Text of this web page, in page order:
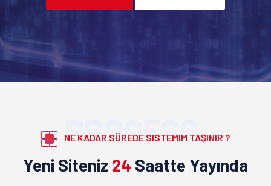
PROCESS
NE KADAR SÜREDE SISTEMIM TAŞINIR ?
Yeni Siteniz 24 Saatte Yayında